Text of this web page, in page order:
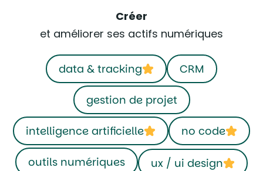
Créer
et améliorer ses actifs numériques
data & tracking CRM
gestion de projet
intelligence artificielle no code
outils numériques ux / ui design